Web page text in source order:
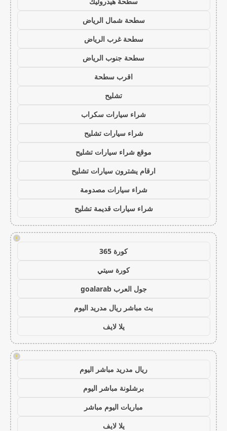
سطحة شمال الرياض
سطحة غرب الرياض
سطحة جنوب الرياض
اقرب سطحة
تشليح
شراء سيارات سكراب
شراء سيارات تشليح
موقع شراء سيارات تشليح
ارقام يشترون سيارات تشليح
شراء سيارات مصدومة
شراء سيارات قديمة تشليح
!
كورة 365
كورة سيتي
جول العرب goalarab
بث مباشر ريال مدريد اليوم
يلا لايف
!
ريال مدريد مباشر اليوم
برشلونة مباشر اليوم
مباريات اليوم مباشر
يلا لايف